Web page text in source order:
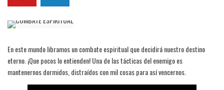
En este mundo libramos un combate espiritual que decidirá nuestro destino
eterno. ¡Que pocos lo entienden! Una de las tácticas del enemigo es
mantenernos dormidos, distraídos con mil cosas para así vencernos.